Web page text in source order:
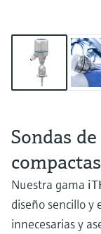
Sondas
Nuestra gama
diseño sencillo y
innecesarias y